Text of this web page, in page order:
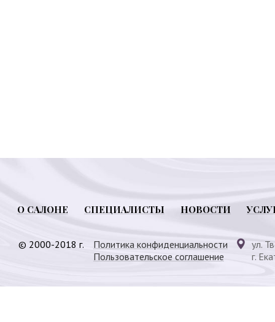
О САЛОНЕ СПЕЦИАЛИСТЫ НОВОСТИ
© 2000-2018 г.
Политика конфиденциальности
Пользовательское соглашение
ул.
г.